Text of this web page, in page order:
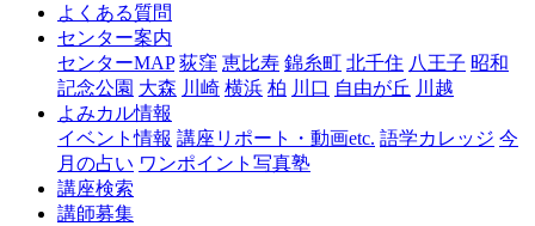
よくある質問
センター案内
センターMAP 荻窪 恵比寿 錦糸町 北千住 八王子 昭和
記念公園 大森 川崎 横浜 柏 川口 自由が丘 川越
よみカル情報
イベント情報 講座リポート・動画etc. 語学カレッジ 今
月の占い ワンポイント写真塾
講座検索
講師募集